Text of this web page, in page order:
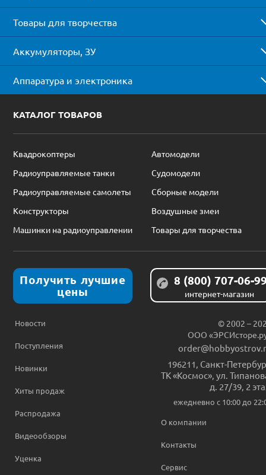
Товары для творчества
Аккумуляторы, ЗУ
Аппаратура и электроника
КАТАЛОГ ТОВАРОВ
Квадрокоптеры
Автомодели
Радиоуправляемые танки
Судомодели
Радиоуправляемые самолеты
Сборные модели
Конструкторы
Воздушные змеи
Машинки на радиоуправлении
Товары для творчества
Получить лучшие
цены
8 (800) 707-06-
интернет-магазин
Новости
Поступления
Новинки
Хиты продаж
Распродажа
Видеообзоры
Уценка
© 2002 –
ООО
196211, Санкт-
ТК «Космос», ул.
д. 27/39, 2
ежедневно c 10:00 до
О компании
Контакты
Сервис